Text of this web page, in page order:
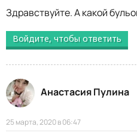
Здравствуйте. А какой
Войдите, чтобы ответить
Анастасия Пулина
25 марта, 2020 в 06:47